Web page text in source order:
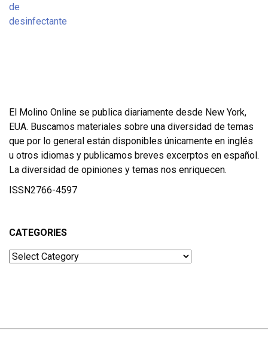
El Molino Online se publica diariamente desde New York,
EUA. Buscamos materiales sobre una diversidad de temas
que por lo general están disponibles únicamente en inglés
u otros idiomas y publicamos breves excerptos en español.
La diversidad de opiniones y temas nos enriquecen.
ISSN2766-4597
CATEGORIES
Categories